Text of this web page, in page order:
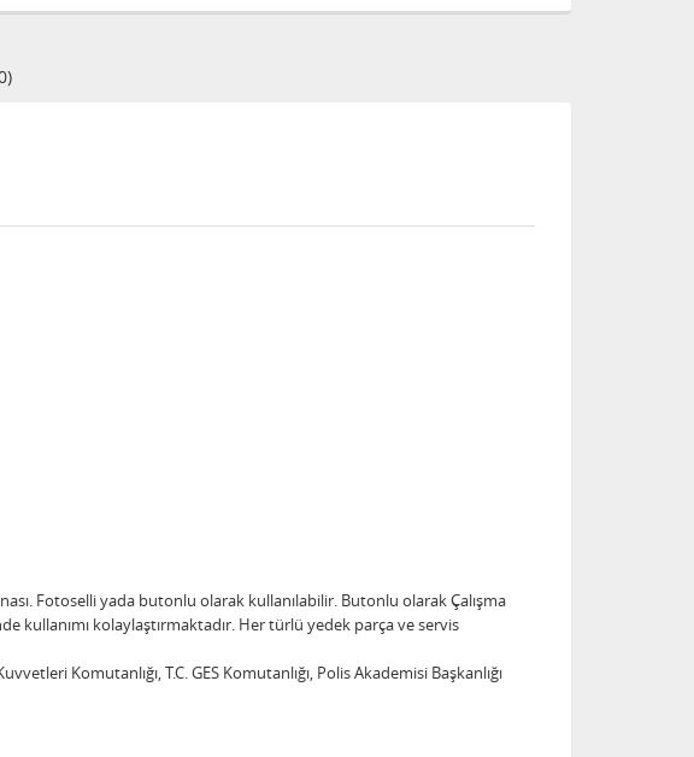
Fotoselli yada butonlu olarak kullanılabilir. Butonlu olarak Çalışma
kullanımı kolaylaştırmaktadır. Her türlü yedek parça ve servis
Komutanlığı, T.C. GES Komutanlığı, Polis Akademisi Başkanlığı